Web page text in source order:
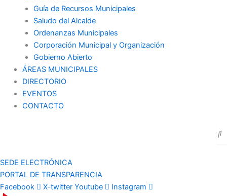
Guía de Recursos Municipales
Saludo del Alcalde
Ordenanzas Municipales
Corporación Municipal y Organización
Gobierno Abierto
ÁREAS MUNICIPALES
DIRECTORIO
EVENTOS
CONTACTO
SEDE ELECTRÓNICA
PORTAL DE TRANSPARENCIA
Facebook
X-twitter Youtube Instagram